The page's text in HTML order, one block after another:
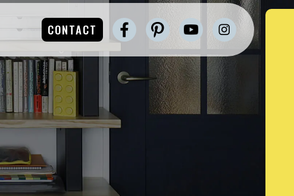
CONTACT